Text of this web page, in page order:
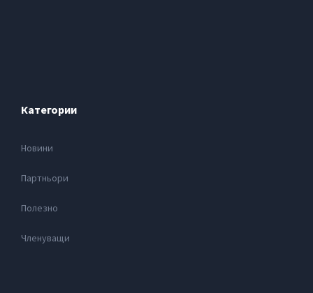
Категории
Новини
Партньори
Полезно
Членуващи